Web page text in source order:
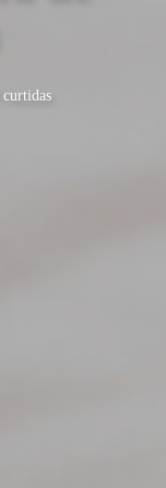
curtidas